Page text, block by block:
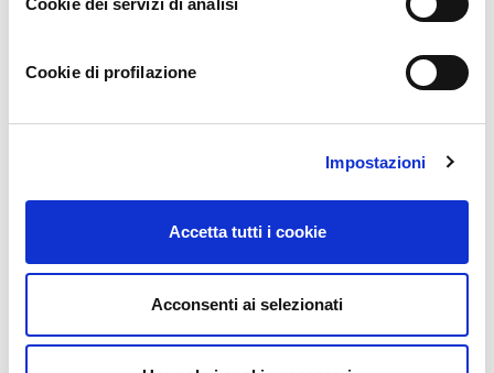
Cookie dei servizi di analisi
Cookie di profilazione
Impostazioni
Accetta tutti i cookie
Acconsenti ai selezionati
Componiamo la Crostata al Limone
Riprendete la frolla e tiratela con un matterello
spessore di circa mezzo centimetro.